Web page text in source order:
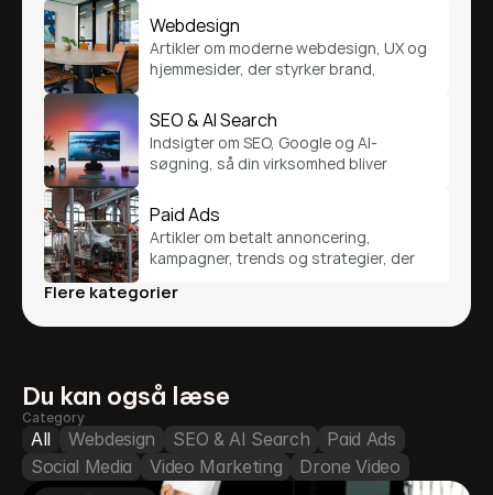
Webdesign
Artikler om moderne webdesign, UX og
hjemmesider, der styrker brand,
SEO & AI Search
Indsigter om SEO, Google og AI-
søgning, så din virksomhed bliver
Paid Ads
Artikler om betalt annoncering,
kampagner, trends og strategier, der
Flere kategorier
Du kan også læse
Category
All Webdesign SEO & AI Search
Paid Ads
Social Media
Video Marketing Drone Video